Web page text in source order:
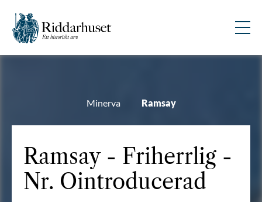
Minerva Ramsay
Ramsay - Friherrlig -
Nr. Ointroducerad